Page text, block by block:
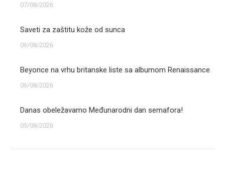
07/08/2026
Saveti za zaštitu kože od sunca
06/08/2026
Beyonce na vrhu britanske liste sa albumom Renaissance
06/08/2026
Danas obeležavamo Međunarodni dan semafora!
05/08/2026